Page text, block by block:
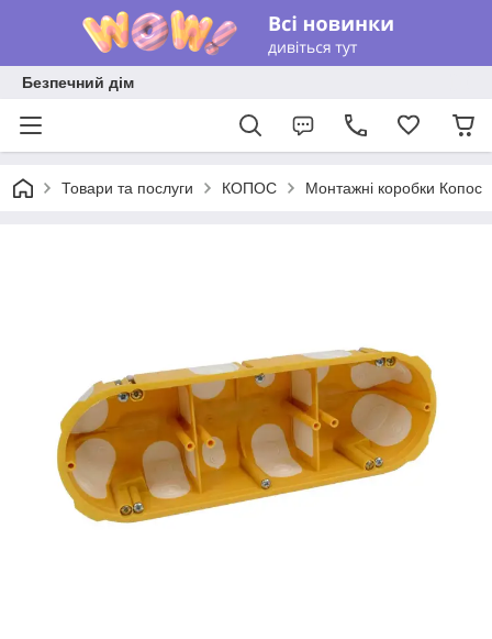
Безпечний дім
Товари та послуги КОПОС Монтажні коробки Копос